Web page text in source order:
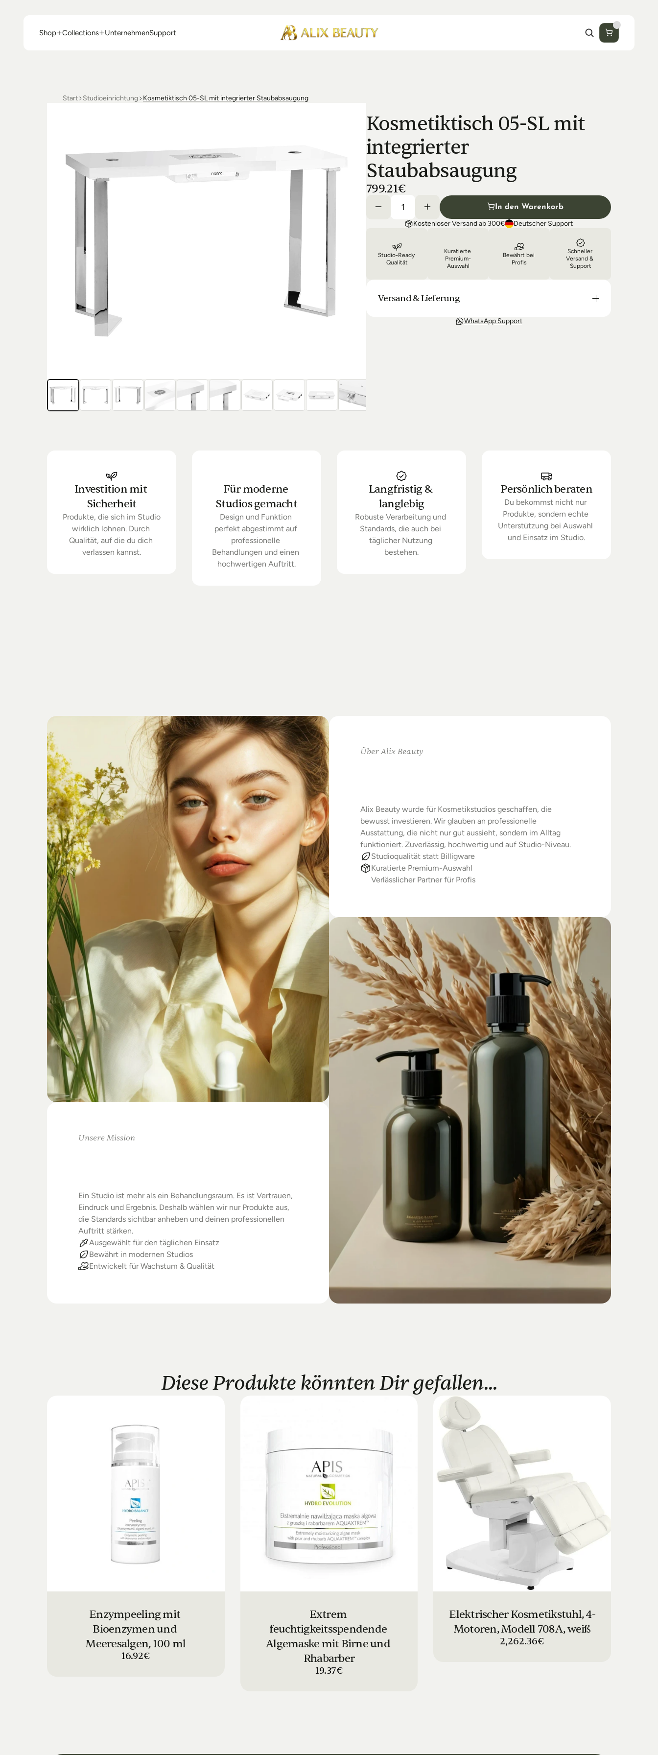
Shop
Collections
UnternehmenSupport
Start Studioeinrichtung Kosmetiktisch 05-SL mit integrierter Staubabsaugung
Kosmetiktisch 05-SL mit
integrierter
Staubabsaugung
799.21€
In den Warenkorb
Kostenloser Versand ab 300€ Deutscher Support
Studio-Ready
Qualität
Kuratierte
Premium-
Auswahl
Bewährt bei
Profis
Schneller
Versand &
Support
Versand & Lieferung
Unsere Lieferung ist in der Regel in 3-8 Tagen bei Dir. Nach
Bestellung halten wir Sie über den Status Ihrer Bestellung auf dem
WhatsApp Support
Investition mit
Sicherheit
Produkte, die sich im Studio
wirklich lohnen. Durch
Qualität, auf die du dich
verlassen kannst.
Für moderne
Studios gemacht
Design und Funktion
perfekt abgestimmt auf
professionelle
Behandlungen und einen
hochwertigen Auftritt.
Langfristig &
langlebig
Robuste Verarbeitung und
Standards, die auch bei
täglicher Nutzung
bestehen.
Persönlich beraten
Du bekommst nicht nur
Produkte, sondern echte
Unterstützung bei Auswahl
und Einsatz im Studio.
Unsere Mission
Ein Studio ist mehr als ein Behandlungsraum. Es ist Vertrauen,
Eindruck und Ergebnis. Deshalb wählen wir nur Produkte aus,
die Standards sichtbar anheben und deinen professionellen
Auftritt stärken.
Ausgewählt für den täglichen Einsatz
Bewährt in modernen Studios
Entwickelt für Wachstum & Qualität
Über Alix Beauty
Alix Beauty wurde für Kosmetikstudios geschaffen, die
bewusst investieren. Wir glauben an professionelle
Ausstattung, die nicht nur gut aussieht, sondern im Alltag
funktioniert. Zuverlässig, hochwertig und auf Studio-Niveau.
Studioqualität statt Billigware
Kuratierte Premium-Auswahl
Verlässlicher Partner für Profis
Diese Produkte könnten Dir gefallen...
Enzympeeling mit
Bioenzymen und
Meeresalgen, 100 ml
16.92€
Extrem
feuchtigkeitsspendende
Algemaske mit Birne und
Rhabarber
19.37€
Elektrischer Kosmetikstuhl, 4-
Motoren, Modell 708A, weiß
2,262.36€